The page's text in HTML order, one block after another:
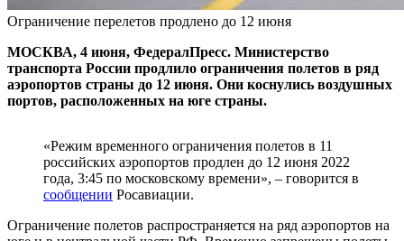
Ограничение перелетов продлено до 12 июня
МОСКВА, 4 июня, ФедералПресс. Министерство
транспорта России продлило ограничения полетов в ряд
аэропортов страны до 12 июня. Они коснулись воздушных
портов, расположенных на юге страны.
«Режим временного ограничения полетов в 11
российских аэропортов продлен до 12 июня 2022
года, 3:45 по московскому времени», – говорится в
сообщении Росавиации.
Ограничение полетов распространяется на ряд аэропортов на